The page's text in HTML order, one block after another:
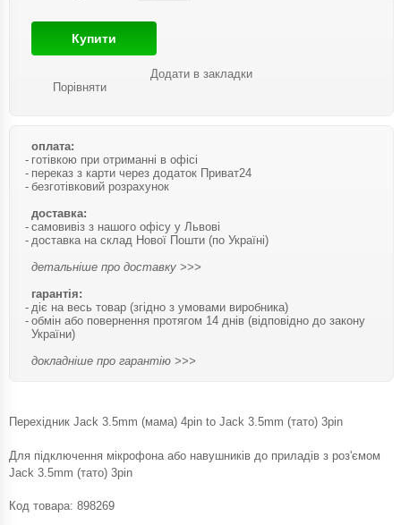
Купити
Порівняти
Додати в закладки
оплата:
готівкою при отриманні в офісі
переказ з карти через додаток Приват24
безготівковий розрахунок
доставка:
самовивіз з нашого офісу у Львові
доставка на склад Нової Пошти (по Україні)
детальніше про доставку >>>
гарантія:
діє на весь товар (згідно з умовами виробника)
обмін або повернення протягом 14 днів (відповідно до закону
України)
докладніше про гарантію >>>
Перехідник Jack 3.5mm (мама) 4pin to Jack 3.5mm (тато) 3pin
Для підключення мікрофона або навушників до приладів з роз'ємом
Jack 3.5mm (тато) 3pin
Код товара: 898269